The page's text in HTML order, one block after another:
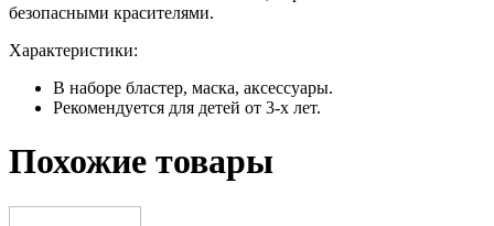
безопасными красителями.
Характеристики:
В наборе бластер, маска, аксессуары.
Рекомендуется для детей от 3-х лет.
Похожие товары